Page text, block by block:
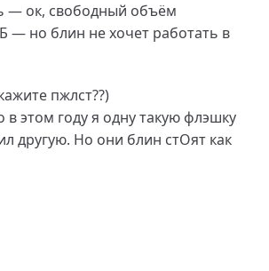
— ок, свободный объём
— но блин не хочет работать в
пжлст??)
в этом году я одну такую флэшку
другую. Но они блин стОят как